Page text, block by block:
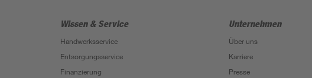
Wissen & Service
Handwerksservice
Entsorgungsservice
Finanzierung
Unternehmen
Über uns
Karriere
Presse